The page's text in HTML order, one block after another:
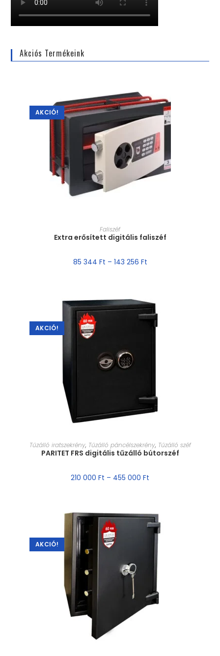
Akciós Termékeink
AKCIÓ!
MÉRET VÁLASZTÁSA
Faliszéf
Extra erősített digitális faliszéf
85 344 Ft – 143 256 Ft
AKCIÓ!
MÉRET VÁLASZTÁSA
Tűzálló iratszekrény, Tűzálló páncélszekrény, Tűzálló széf
PARITET FRS digitális tűzálló bútorszéf
210 000 Ft – 455 000 Ft
AKCIÓ!